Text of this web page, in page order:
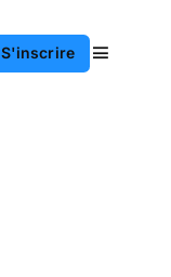
S'inscrire